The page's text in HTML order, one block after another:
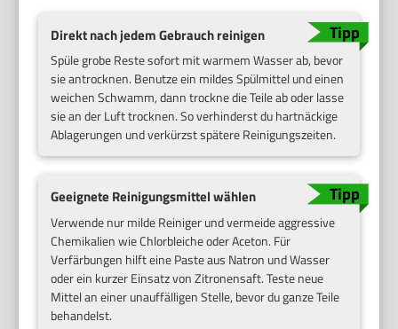
Direkt nach jedem Gebrauch reinigen
Spüle grobe Reste sofort mit warmem Wasser ab, bevor
sie antrocknen. Benutze ein mildes Spülmittel und einen
weichen Schwamm, dann trockne die Teile ab oder lasse
sie an der Luft trocknen. So verhinderst du hartnäckige
Ablagerungen und verkürzst spätere Reinigungszeiten.
Geeignete Reinigungsmittel wählen
Verwende nur milde Reiniger und vermeide aggressive
Chemikalien wie Chlorbleiche oder Aceton. Für
Verfärbungen hilft eine Paste aus Natron und Wasser
oder ein kurzer Einsatz von Zitronensaft. Teste neue
Mittel an einer unauffälligen Stelle, bevor du ganze Teile
behandelst.